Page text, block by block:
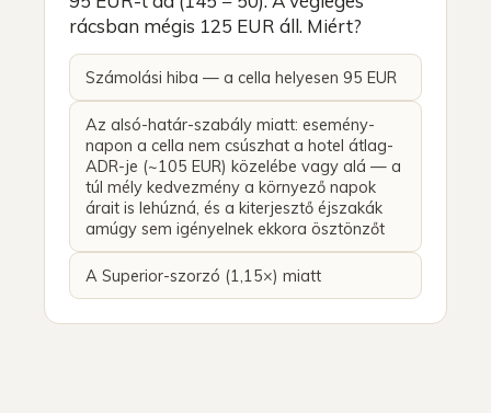
rácsban mégis 125 EUR áll. Miért?
Számolási hiba — a cella helyesen 95 EUR
Az alsó-határ-szabály miatt: esemény-
napon a cella nem csúszhat a hotel átlag-
ADR-je (~105 EUR) közelébe vagy alá — a
túl mély kedvezmény a környező napok
árait is lehúzná, és a kiterjesztő éjszakák
amúgy sem igényelnek ekkora ösztönzőt
A Superior-szorzó (1,15×) miatt